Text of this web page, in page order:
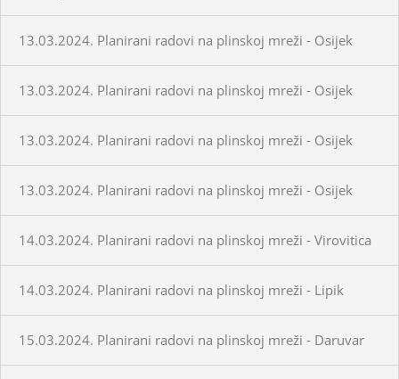
13.03.2024. Planirani radovi na plinskoj mreži - Osijek
13.03.2024. Planirani radovi na plinskoj mreži - Osijek
13.03.2024. Planirani radovi na plinskoj mreži - Osijek
13.03.2024. Planirani radovi na plinskoj mreži - Osijek
14.03.2024. Planirani radovi na plinskoj mreži - Virovitica
14.03.2024. Planirani radovi na plinskoj mreži - Lipik
15.03.2024. Planirani radovi na plinskoj mreži - Daruvar